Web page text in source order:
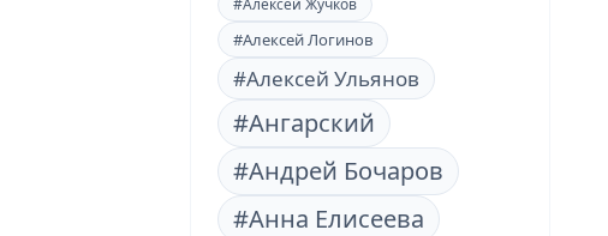
#Алексей Жучков
#Алексей Логинов
#Алексей Ульянов
#Ангарский
#Андрей Бочаров
#Анна Елисеева